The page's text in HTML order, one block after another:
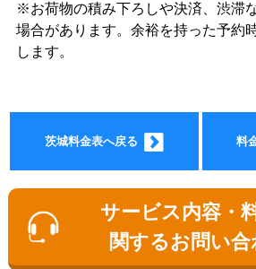
ョ
金
※お荷物の積み下ろしや決済、渋滞
場合があります。余裕を持った予約
します。
茨城料金表へ戻る 料
サービス内容・
関するお問い合